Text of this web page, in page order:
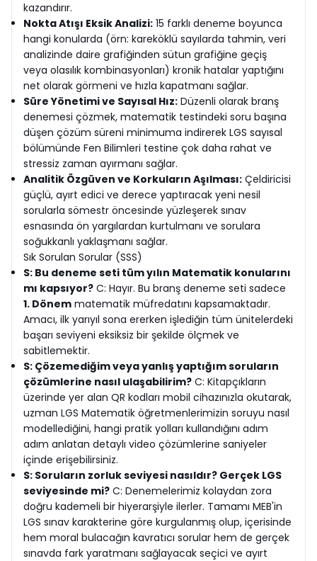
kazandırır.
Nokta Atışı Eksik Analizi: 15 farklı deneme boyunca
hangi konularda (örn: kareköklü sayılarda tahmin, veri
analizinde daire grafiğinden sütun grafiğine geçiş
veya olasılık kombinasyonları) kronik hatalar yaptığını
net olarak görmeni ve hızla kapatmanı sağlar.
Süre Yönetimi ve Sayısal Hız: Düzenli olarak branş
denemesi çözmek, matematik testindeki soru başına
düşen çözüm süreni minimuma indirerek LGS sayısal
bölümünde Fen Bilimleri testine çok daha rahat ve
stressiz zaman ayırmanı sağlar.
Analitik Özgüven ve Korkuların Aşılması: Çeldiricisi
güçlü, ayırt edici ve derece yaptıracak yeni nesil
sorularla sömestr öncesinde yüzleşerek sınav
esnasında ön yargılardan kurtulmanı ve sorulara
soğukkanlı yaklaşmanı sağlar.
Sık Sorulan Sorular (SSS)
S: Bu deneme seti tüm yılın Matematik konularını
mı kapsıyor? C: Hayır. Bu branş deneme seti sadece
1. Dönem matematik müfredatını kapsamaktadır.
Amacı, ilk yarıyıl sona ererken işlediğin tüm ünitelerdeki
başarı seviyeni eksiksiz bir şekilde ölçmek ve
sabitlemektir.
S: Çözemediğim veya yanlış yaptığım soruların
çözümlerine nasıl ulaşabilirim? C: Kitapçıkların
üzerinde yer alan QR kodları mobil cihazınızla okutarak,
uzman LGS Matematik öğretmenlerimizin soruyu nasıl
modellediğini, hangi pratik yolları kullandığını adım
adım anlatan detaylı video çözümlerine saniyeler
içinde erişebilirsiniz.
S: Soruların zorluk seviyesi nasıldır? Gerçek LGS
seviyesinde mi? C: Denemelerimiz kolaydan zora
doğru kademeli bir hiyerarşiyle ilerler. Tamamı MEB'in
LGS sınav karakterine göre kurgulanmış olup, içerisinde
hem moral bulacağın kavratıcı sorular hem de gerçek
sınavda fark yaratmanı sağlayacak seçici ve ayırt